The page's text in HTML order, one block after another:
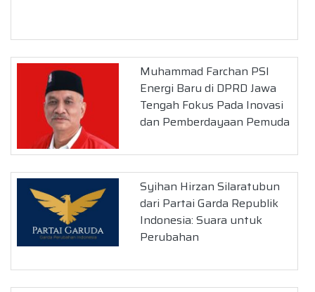
Muhammad Farchan PSI
Energi Baru di DPRD Jawa
Tengah Fokus Pada Inovasi
dan Pemberdayaan Pemuda
Syihan Hirzan Silaratubun
dari Partai Garda Republik
Indonesia: Suara untuk
Perubahan